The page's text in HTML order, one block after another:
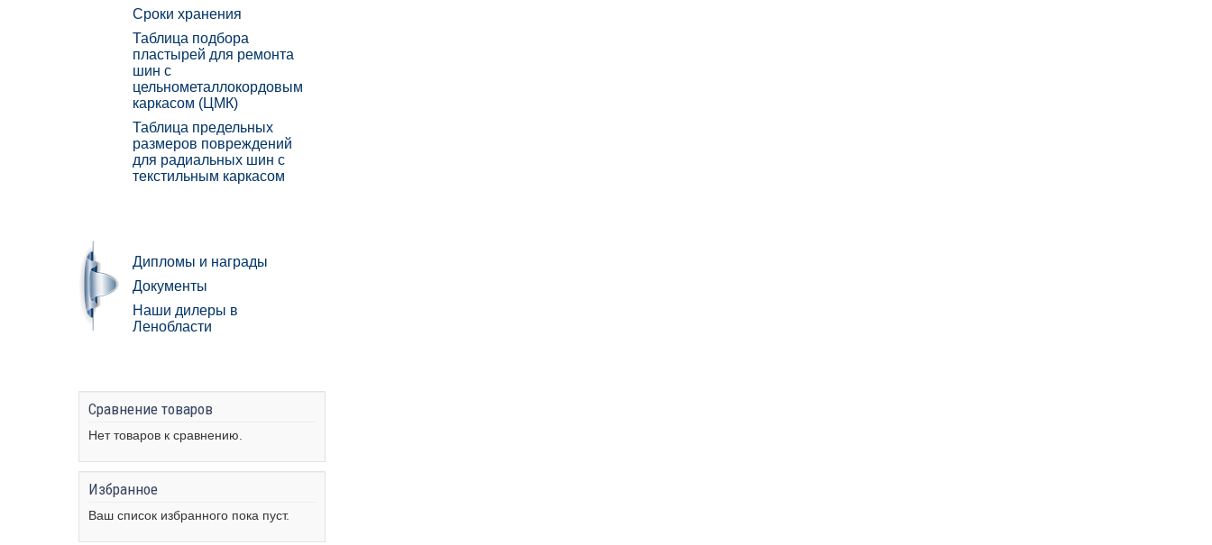
Сроки хранения
Таблица подбора
пластырей для ремонта
шин с
цельнометаллокордовым
каркасом (ЦМК)
Таблица предельных
размеров повреждений
для радиальных шин с
текстильным каркасом
Дипломы и награды
Документы
Наши дилеры в
Ленобласти
Сравнение товаров
Нет товаров к сравнению.
Избранное
Ваш список избранного пока пуст.